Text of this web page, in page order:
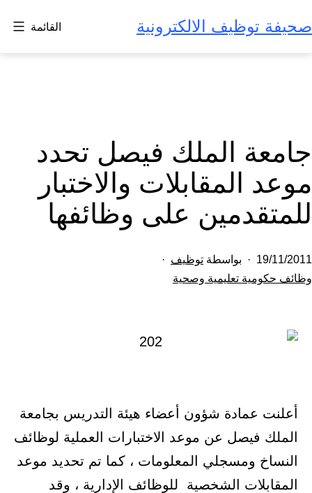
إلى
المحتوى
صحيفة توظيف الالكترونية القائمة
جامعة الملك فيصل تحدد
موعد المقابلات والاختبار
للمتقدمين على وظائفها
تم
النشر
19/11/2011 بواسطة توظيف
مصنف
وظائف حكومية تعليمية وصحية
أعلنت عمادة شؤون أعضاء هيئة التدريس بجامعة
الملك فيصل عن موعد الاختبارات العملية لوظائف
النساخ ومسجلي المعلومات ، كما تم تحديد موعد
المقابلات الشخصية للوظائف الإدارية ، وقد